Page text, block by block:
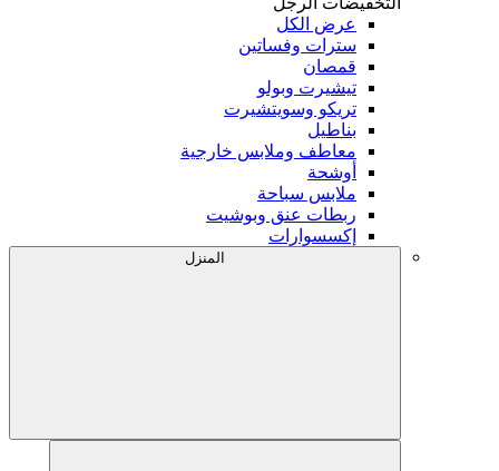
عرض الكل
سترات وفساتين
قمصان
تيشيرت وبولو
تريكو وسويتشيرت
بناطيل
معاطف وملابس خارجية
أوشحة
ملابس سباحة
ربطات عنق وبوشيت
إكسسوارات
المنزل